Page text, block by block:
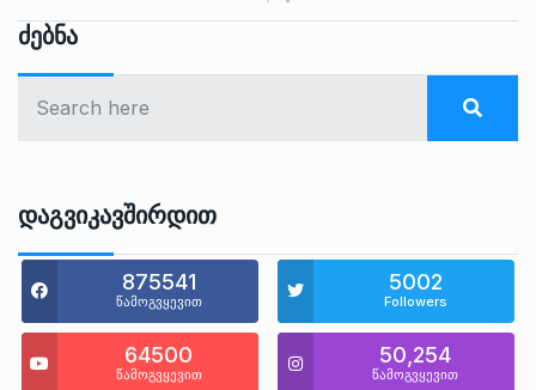
Ძებნა
Დაგვიკავშირდით
875541
წამოგვყევით
5002
Followers
64500
წამოგვყევით
50,254
წამოგვყევით